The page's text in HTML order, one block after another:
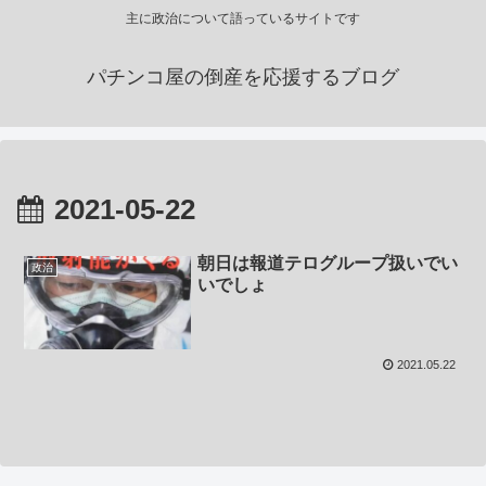
主に政治について語っているサイトです
パチンコ屋の倒産を応援するブログ
2021-05-22
政治
朝日は報道テログループ扱いでい
いでしょ
2021.05.22